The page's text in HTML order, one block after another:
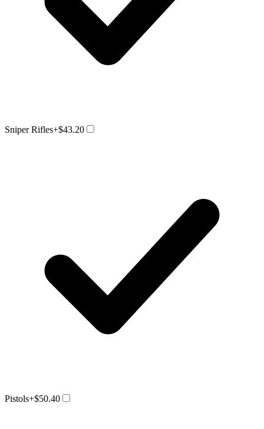
Sniper Rifles+$43.20
Pistols+$50.40